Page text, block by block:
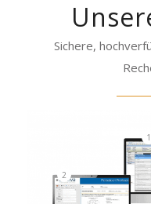
Sichere,
1
2